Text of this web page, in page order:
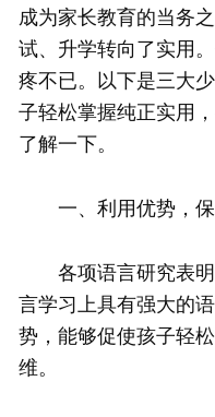
成为家长教育的当务
试、升学转向了实用
疼不已。以下是三大
子轻松掌握纯正实用
了解一下。
一、利用优势，保
各项语言研究表明
言学习上具有强大的
势，能够促使孩子轻
维。